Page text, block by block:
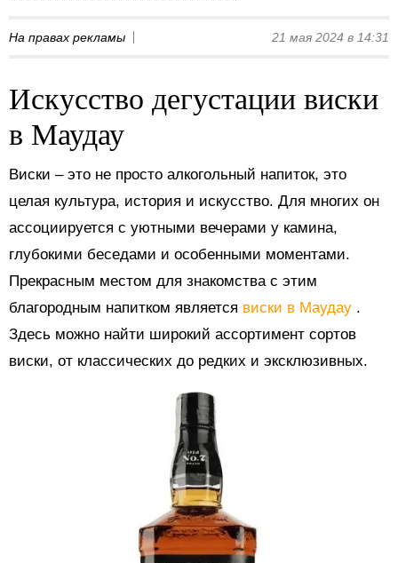
На правах рекламы 21 мая 2024 в 14:31
Искусство дегустации виски
в Маудау
Виски – это не просто алкогольный напиток, это
целая культура, история и искусство. Для многих он
ассоциируется с уютными вечерами у камина,
глубокими беседами и особенными моментами.
Прекрасным местом для знакомства с этим
благородным напитком является виски в Маудау .
Здесь можно найти широкий ассортимент сортов
виски, от классических до редких и эксклюзивных.